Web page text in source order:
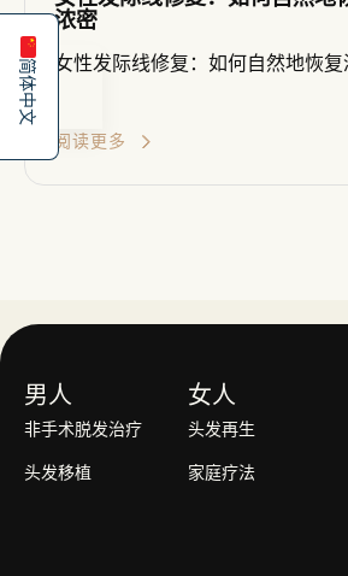
浓密
女性发际线修复：如何自然地恢复
阅读更多
男人
非手术脱发治疗
头发移植
女人
头发再生
家庭疗法
简体中文